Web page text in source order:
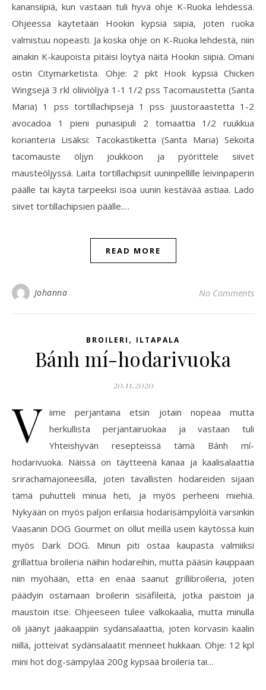
kanansiipiä, kun vastaan tuli hyvä ohje K-Ruoka lehdessä.
Ohjeessa käytetään Hookin kypsiä siipiä, joten ruoka
valmistuu nopeasti. Ja koska ohje on K-Ruoka lehdestä, niin
ainakin K-kaupoista pitäisi löytyä näitä Hookin siipiä. Omani
ostin Citymarketista. Ohje: 2 pkt Hook kypsiä Chicken
Wingsejä 3 rkl oliiviöljyä 1-1 1/2 pss Tacomaustetta (Santa
Maria) 1 pss tortillachipsejä 1 pss juustoraastetta 1-2
avocadoa 1 pieni punasipuli 2 tomaattia 1/2 ruukkua
korianteria Lisäksi: Tacokastiketta (Santa Maria) Sekoita
tacomauste öljyn joukkoon ja pyörittele siivet
mausteöljyssä. Laita tortillachipsit uuninpellille leivinpaperin
päälle tai käytä tarpeeksi isoa uunin kestävää astiaa. Lado
siivet tortillachipsien päälle.…
READ MORE
Johanna No Comments
BROILERI , ILTAPALA
Bánh mí-hodarivuoka
20.11.2020
V iime perjantaina etsin jotain nopeaa mutta
herkullista perjantairuokaa ja vastaan tuli
Yhteishyvän resepteissä tämä Bánh mí-
hodarivuoka. Näissä on täytteenä kanaa ja kaalisalaattia
srirachamajoneesilla, joten tavallisten hodareiden sijaan
tämä puhutteli minua heti, ja myös perheeni miehiä.
Nykyään on myös paljon erilaisia hodarisämpylöitä varsinkin
Vaasanin DOG Gourmet on ollut meillä usein käytössä kuin
myös Dark DOG. Minun piti ostaa kaupasta valmiiksi
grillattua broileria näihin hodareihin, mutta pääsin kauppaan
niin myöhään, että en enää saanut grillibroileria, joten
päädyin ostamaan broilerin sisäfileitä, jotka paistoin ja
maustoin itse. Ohjeeseen tulee valkokaalia, mutta minulla
oli jäänyt jääkaappiin sydänsalaattia, joten korvasin kaalin
niillä, jotteivat sydänsalaatit menneet hukkaan. Ohje: 12 kpl
mini hot dog-sämpylää 200g kypsää broileria tai…